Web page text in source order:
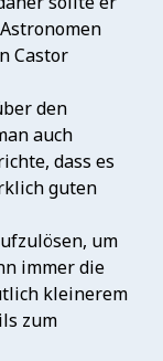
Castor
den
auch
dass es
guten
um
immer die
kleinerem
zum